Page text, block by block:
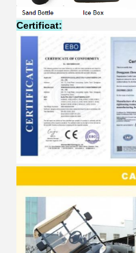
Certificat: